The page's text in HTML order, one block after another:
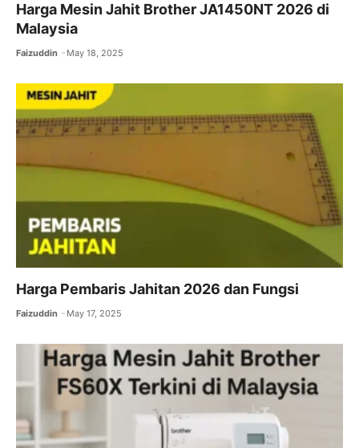
Harga Mesin Jahit Brother JA1450NT 2026 di
Malaysia
Faizuddin May 18, 2025
Harga Pembaris Jahitan 2026 dan Fungsi
Faizuddin May 17, 2025